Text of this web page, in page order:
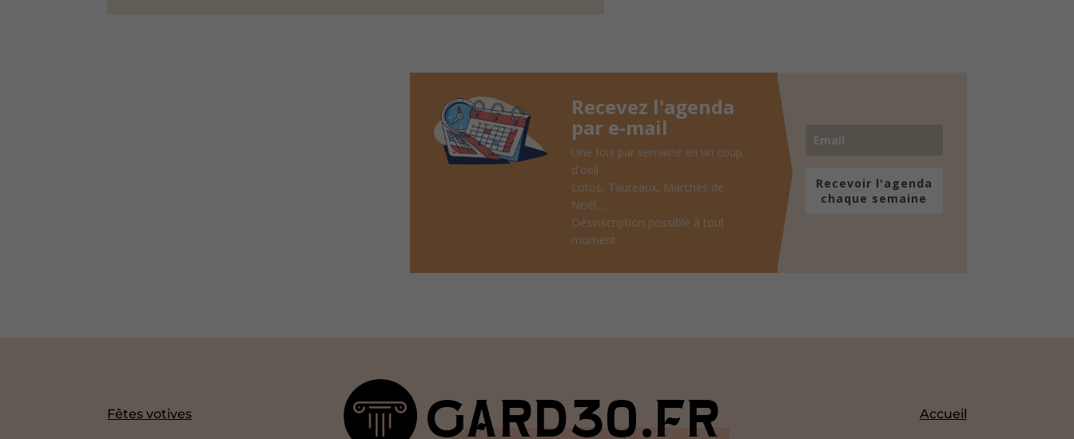
Recevez l'agenda
par e-mail
Une fois par semaine en un coup
d'oeil
Lotos, Taureaux, Marchés de
Noël, ...
Désinscription possible à tout
moment
Recevoir l'agenda
chaque semaine
Fêtes votives Accueil